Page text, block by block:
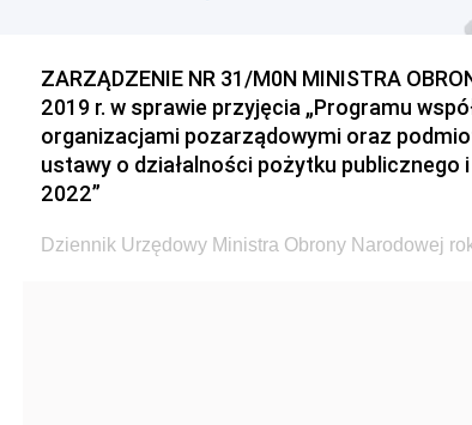
ZARZĄDZENIE NR 31/M0N MINISTRA
2019 r. w sprawie przyjęcia „Programu
organizacjami pozarządowymi oraz
ustawy o działalności pożytku publicznego
2022”
Dziennik Urzędowy Ministra Obrony Narodowej